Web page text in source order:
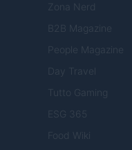
Zona Nerd
B2B Magazine
People Magazine
Day Travel
Tutto Gaming
ESG 365
Food Wiki